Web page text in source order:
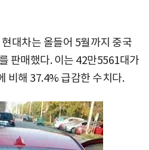
대차는 올들어 5월까지 중국
판매했다. 이는 42만5561대가
비해 37.4% 급감한 수치다.